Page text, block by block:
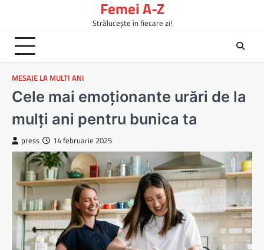
content
Femei A-Z
Strălucește în fiecare zi!
MESAJE LA MULTI ANI
Cele mai emoționante urări de la
mulți ani pentru bunica ta
press 14 februarie 2025